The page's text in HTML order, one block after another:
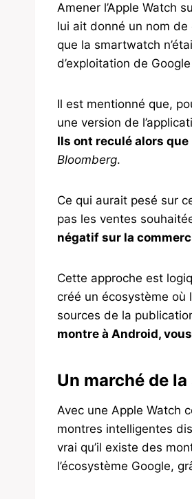
Amener l’Apple Watch
lui ait donné un nom de
que la smartwatch
d’exploitation de
Il est mentionné que,
une version de
Ils ont reculé alors
Bloomberg.
Ce qui aurait pesé sur
pas les ventes
négatif sur la
Cette approche est
créé un écosystème où
sources de la
montre à Android,
Un marché de
Avec une Apple Watch
montres intelligentes
vrai qu’il existe des
l’écosystème Google,